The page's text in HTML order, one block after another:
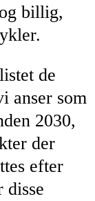
billig,
de
anser som
2030,
der
efter
disse